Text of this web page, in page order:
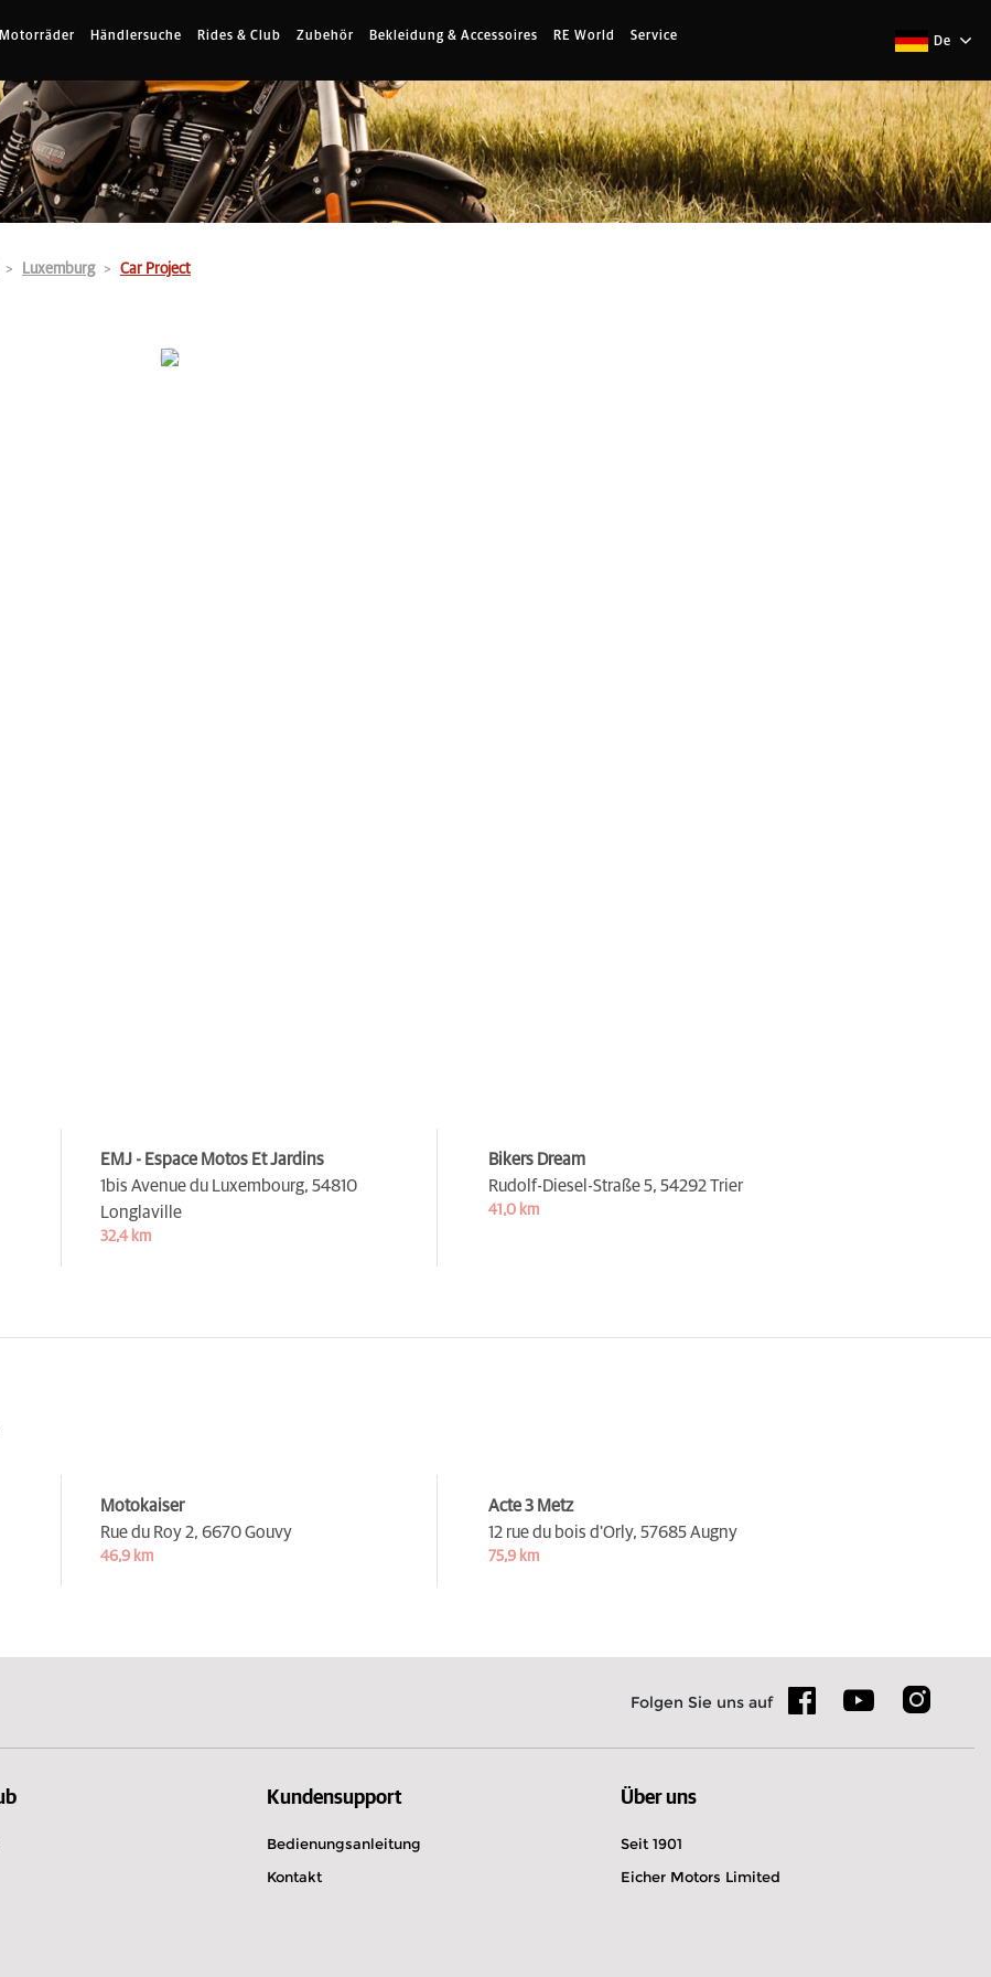
Motorräder Händlersuche Rides & Club Zubehör Bekleidung & Accessoires RE World Service De
Luxemburg Car Project
EMJ - Espace Motos Et Jardins
1bis Avenue du Luxembourg, 54810
Longlaville
32,4 km
Bikers Dream
Rudolf-Diesel-Straße 5, 54292 Trier
41,0 km
Motokaiser
Rue du Roy 2, 6670 Gouvy
46,9 km
Acte 3 Metz
12 rue du bois d'Orly, 57685 Augny
75,9 km
Folgen Sie uns auf
Kundensupport
Bedienungsanleitung
Kontakt
Über uns
Seit 1901
Eicher Motors Limited